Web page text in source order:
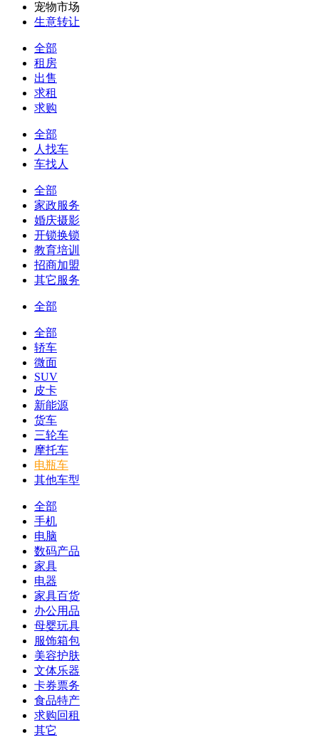
宠物市场
生意转让
全部
租房
出售
求租
求购
全部
人找车
车找人
全部
家政服务
婚庆摄影
开锁换锁
教育培训
招商加盟
其它服务
全部
全部
轿车
微面
SUV
皮卡
新能源
货车
三轮车
摩托车
电瓶车
其他车型
全部
手机
电脑
数码产品
家具
电器
家具百货
办公用品
母婴玩具
服饰箱包
美容护肤
文体乐器
卡券票务
食品特产
求购回租
其它